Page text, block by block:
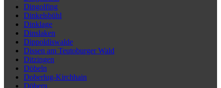
Dingolfing
Dinkelsbühl
Dinklage
Dinslaken
Dippoldiswalde
Dissen am Teutoburger Wald
Ditzingen
Döbeln
Doberlug-Kirchhain
Döbern